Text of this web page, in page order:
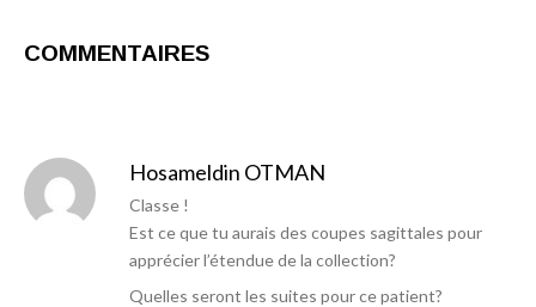
COMMENTAIRES
Hosameldin OTMAN
Classe !
Est ce que tu aurais des coupes sagittales pour
apprécier l’étendue de la collection?
Quelles seront les suites pour ce patient?